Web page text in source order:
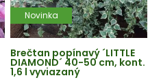
Novinka
Brečtan popínavý ´LITTLE
DIAMOND´ 40-50 cm, kont.
1,6 l vyviazaný